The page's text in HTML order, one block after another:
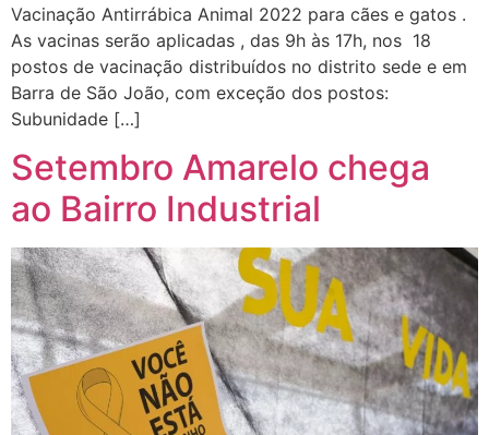
Vacinação Antirrábica Animal 2022 para cães e gatos .
As vacinas serão aplicadas , das 9h às 17h, nos 18
postos de vacinação distribuídos no distrito sede e em
Barra de São João, com exceção dos postos:
Subunidade […]
Setembro Amarelo chega
ao Bairro Industrial